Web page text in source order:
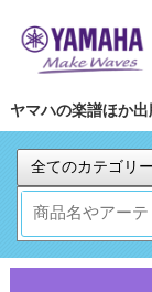
ヤマハの楽譜ほか出